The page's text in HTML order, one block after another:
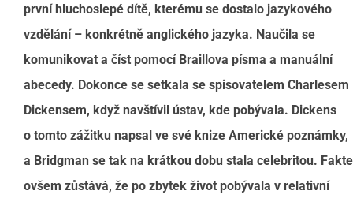
první hluchoslepé dítě, kterému se dostalo jazykového
vzdělání – konkrétně anglického jazyka. Naučila se
komunikovat a číst pomocí Braillova písma a manuální
abecedy. Dokonce se setkala se spisovatelem Charlesem
Dickensem, když navštívil ústav, kde pobývala. Dickens
o tomto zážitku napsal ve své knize Americké poznámky,
a Bridgman se tak na krátkou dobu stala celebritou.
ovšem zůstává, že po zbytek život pobývala v relativní